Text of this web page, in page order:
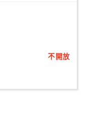
不開放